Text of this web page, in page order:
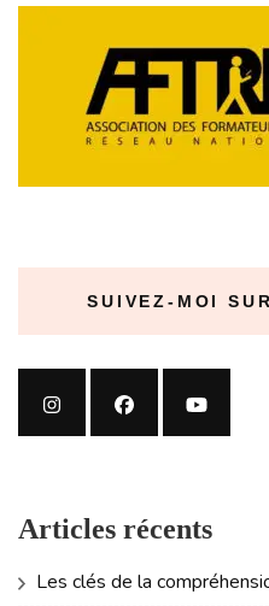
SUIVEZ-MOI
Articles récents
Les clés de la